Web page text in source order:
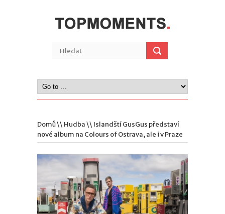
Domů\\ Hudba\\ Islandští GusGus představí
nové album na Colours of Ostrava, ale i v Praze